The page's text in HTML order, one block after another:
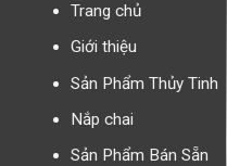
Trang chủ
Giới thiệu
Sản Phẩm Thủy Tinh
Nắp chai
Sản Phẩm Bán Sẵn